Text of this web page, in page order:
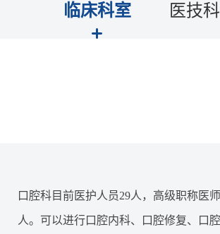
临床科室 医技
口腔科目前医护人员29人，高级职称医
人。可以进行口腔内科、口腔修复、口